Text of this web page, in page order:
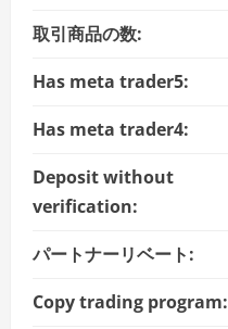
取引商品の数:
Has meta trader5:
Has meta trader4:
Deposit without
verification:
パートナーリベート:
Copy trading program: